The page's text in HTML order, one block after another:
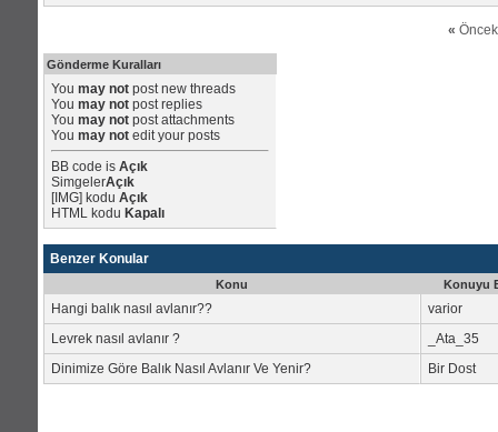
«
Gönderme Kuralları
You may not post new threads
You may not post replies
You may not post attachments
You may not edit your posts
BB code is Açık
SimgelerAçık
[IMG] kodu Açık
HTML kodu Kapalı
Benzer Konular
Konu Konuyu
Hangi balık nasıl avlanır??
varior
Levrek nasıl avlanır ?
_Ata_35
Dinimize Göre Balık Nasıl Avlanır Ve Yenir?
Bir Dost